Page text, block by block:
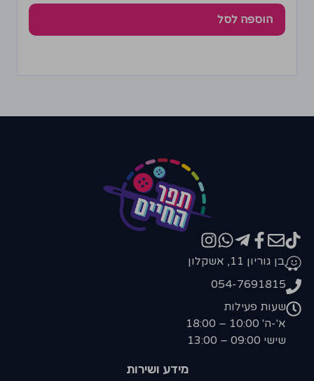
הוספה לסל
מידע ושירות
בן גוריון 11, אשקלון
054-7691815
שעות פעילות
א'-ה' 10:00 – 18:00
שישי 09:00 – 13:00